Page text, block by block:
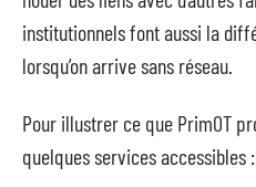
institutionnels font aussi la
lorsqu’on arrive sans réseau.
Pour illustrer ce que PrimOT
quelques services accessibles :